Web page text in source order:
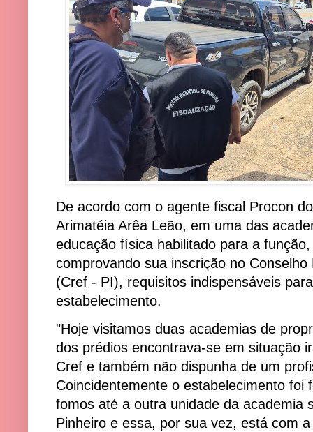
De acordo com o agente fiscal Procon
Arimatéia Arêa Leão, em uma das
educação física habilitado para a
comprovando sua inscrição no
(Cref - PI), requisitos indispensáveis
estabelecimento.
"Hoje visitamos duas academias de
dos prédios encontrava-se em situação
Cref e também não dispunha de um
Coincidentemente o estabelecimento foi
fomos até a outra unidade da academia
Pinheiro e essa, por sua vez, está com